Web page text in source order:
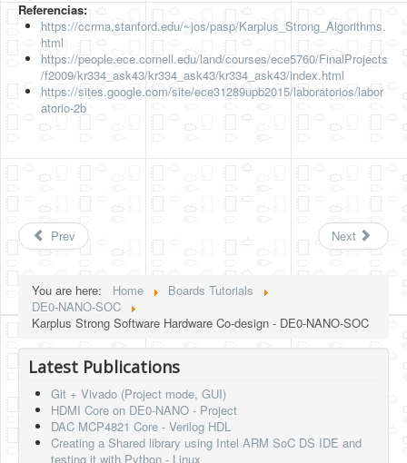
Referencias:
https://ccrma.stanford.edu/~jos/pasp/Karplus_Strong_Algorithms.
html
https://people.ece.cornell.edu/land/courses/ece5760/FinalProjects
/f2009/kr334_ask43/kr334_ask43/kr334_ask43/index.html
https://sites.google.com/site/ece31289upb2015/laboratorios/labor
atorio-2b
Prev Next
You are here: Home
Boards Tutorials
DE0-NANO-SOC
Karplus Strong Software Hardware Co-design - DE0-NANO-SOC
Latest Publications
Git + Vivado (Project mode, GUI)
HDMI Core on DE0-NANO - Project
DAC MCP4821 Core - Verilog HDL
Creating a Shared library using Intel ARM SoC DS IDE and
testing it with Python - Linux